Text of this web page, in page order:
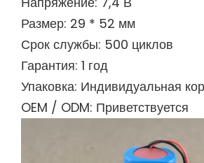
Размер: 29 * 52 мм
Срок службы: 500 циклов
Гарантия: 1 год
Упаковка: Индивидуальная
OEM / ODM: Приветствуется